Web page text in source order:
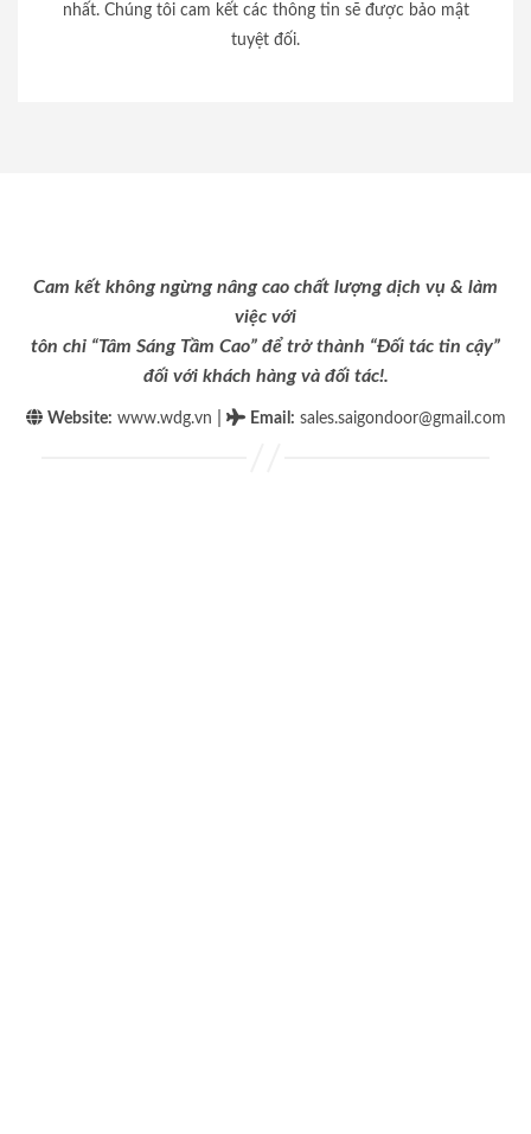
nhất. Chúng tôi cam kết các thông tin sẽ được bảo mật
tuyệt đối.
Cam kết không ngừng nâng cao chất lượng dịch vụ & làm
việc với
tôn chỉ “Tâm Sáng Tầm Cao” để trở thành “Đối tác tin cậy”
đối với khách hàng và đối tác!.
Website: www.wdg.vn Email : sales.saigondoor@gmail.com